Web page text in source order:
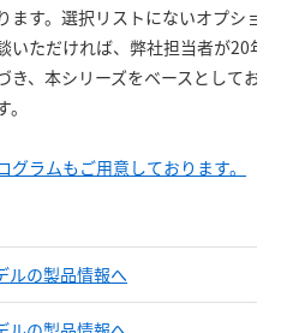
ます。選択リストにないオプショ
いただければ、弊社担当者が20年
き、本シリーズをベースとしてお
ラムもご用意しております。
ルの製品情報へ